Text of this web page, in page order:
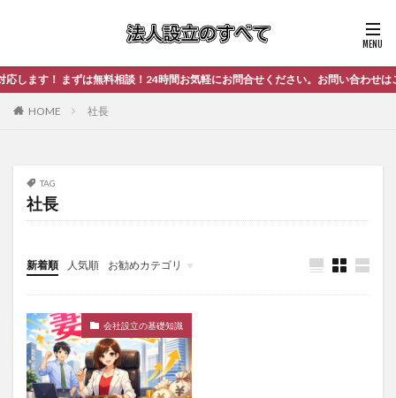
ます！ まずは無料相談！24時間お気軽にお問合せください。お問い合わせはこ
HOME 社長
TAG
社長
新着順 人気順 お勧めカテゴリ
未分類
会社設立の基礎知識